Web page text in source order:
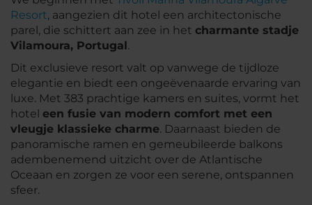
Resort, aangezien dit hotel een architectonische
parel, die schittert aan zee in het charmante stadje
Vilamoura, Portugal .
Dit exclusieve resort valt op vanwege de tijdloze
elegantie en biedt een ongeëvenaarde ervaring van
luxe. Met 383 prachtige kamers en suites, vormt het
hotel een fusie van modern comfort met een
vleugje klassieke charme. Daarnaast bieden de
panoramische ramen en gemeubileerde balkons
adembenemend uitzicht over de Atlantische
Oceaan en zorgen ze voor een serene, ontspannen
sfeer.